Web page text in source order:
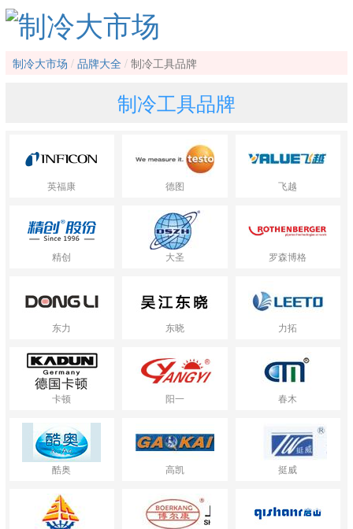
制冷大市场 品牌大全 制冷工具品牌
制冷工具品牌
英福康 德图 飞越
精创 大圣 罗森博格
东力 东晓 力拓
卡顿 阳一 春木
酷奥 高凯 挺威